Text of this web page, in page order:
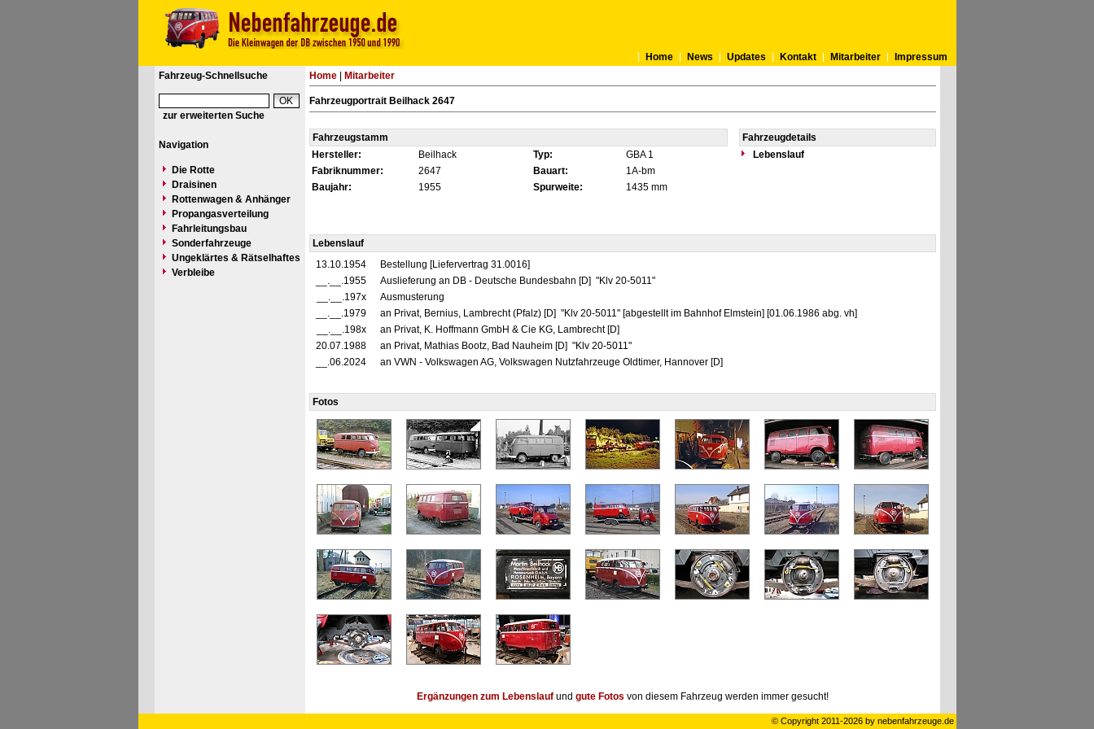
Home News Updates Kontakt Mitarbeiter
Impressum
Fahrzeug-Schnellsuche
zur erweiterten Suche
Navigation
Die Rotte
Draisinen
Rottenwagen & Anhänger
Propangasverteilung
Fahrleitungsbau
Sonderfahrzeuge
Ungeklärtes & Rätselhaftes
Verbleibe
Home| Mitarbeiter
Fahrzeugportrait Beilhack 2647
Fahrzeugstamm
Fahrzeugdetails
Hersteller:
Beilhack Typ: GBA 1
Lebenslauf
Fabriknummer:
2647 Bauart:
1A-bm
Baujahr:
1955 Spurweite: 1435 mm
Lebenslauf
13.10.1954
Bestellung [Liefervertrag 31.0016]
__.__.1955
Auslieferung an DB - Deutsche Bundesbahn [D] "Klv 20-5011"
__.__.197x
Ausmusterung
__.__.1979
an Privat, Bernius, Lambrecht (Pfalz) [D] "Klv 20-5011" [abgestellt im Bahnhof Elmstein] [01.06.1986 abg. vh]
__.__.198x
an Privat, K. Hoffmann GmbH & Cie KG, Lambrecht [D]
20.07.1988
an Privat, Mathias Bootz, Bad Nauheim [D] "Klv 20-5011"
__.06.2024
an VWN - Volkswagen AG, Volkswagen Nutzfahrzeuge Oldtimer, Hannover [D]
Fotos
Ergänzungen zum Lebenslaufund gute Fotos von diesem Fahrzeug werden immer gesucht!
© Copyright 2011-2026 by nebenfahrzeuge.de